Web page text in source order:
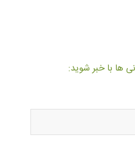
ها با خبر شوید: